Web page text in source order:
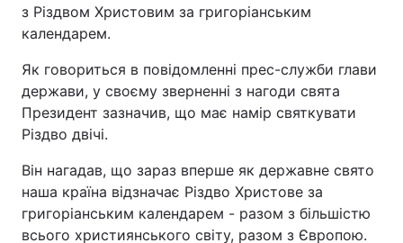
Головна Війна
Економіка Світ
Спорт Наука
з Різдвом Христовим за григоріанським
календарем.
Як говориться в повідомленні прес-служби глави
держави, у своєму зверненні з нагоди свята
Президент зазначив, що має намір святкувати
Різдво двічі.
Він нагадав, що зараз вперше як державне свято
наша країна відзначає Різдво Христове за
григоріанським календарем - разом з більшістю
всього християнського світу, разом з Європою.